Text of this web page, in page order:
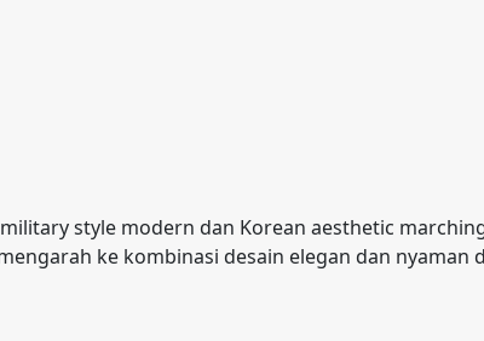
style modern dan Korean aesthetic
ke kombinasi desain elegan dan nyaman